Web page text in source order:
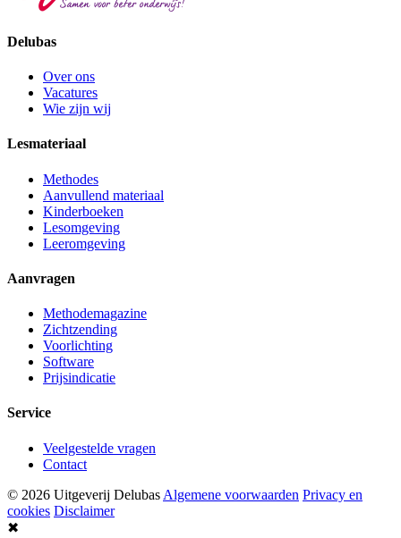
Delubas
Over ons
Vacatures
Wie zijn wij
Lesmateriaal
Methodes
Aanvullend materiaal
Kinderboeken
Lesomgeving
Leeromgeving
Aanvragen
Methodemagazine
Zichtzending
Voorlichting
Software
Prijsindicatie
Service
Veelgestelde vragen
Contact
© 2026 Uitgeverij Delubas Algemene voorwaarden Privacy en
cookies Disclaimer
✖